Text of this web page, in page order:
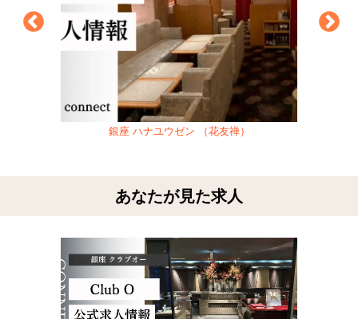
銀座 ハナユウゼン （花友禅）
あなたが見た求人